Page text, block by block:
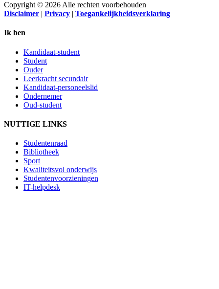
Copyright © 2026 Alle rechten voorbehouden
Disclaimer | Privacy | Toegankelijkheidsverklaring
Ik ben
Kandidaat-student
Student
Ouder
Leerkracht secundair
Kandidaat-personeelslid
Ondernemer
Oud-student
NUTTIGE LINKS
Studentenraad
Bibliotheek
Sport
Kwaliteitsvol onderwijs
Studentenvoorzieningen
IT-helpdesk